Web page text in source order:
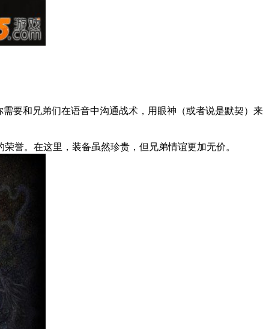
要和兄弟们在语音中沟通战术，用眼神（或者说是默契）来
誉。在这里，装备虽然珍贵，但兄弟情谊更加无价。